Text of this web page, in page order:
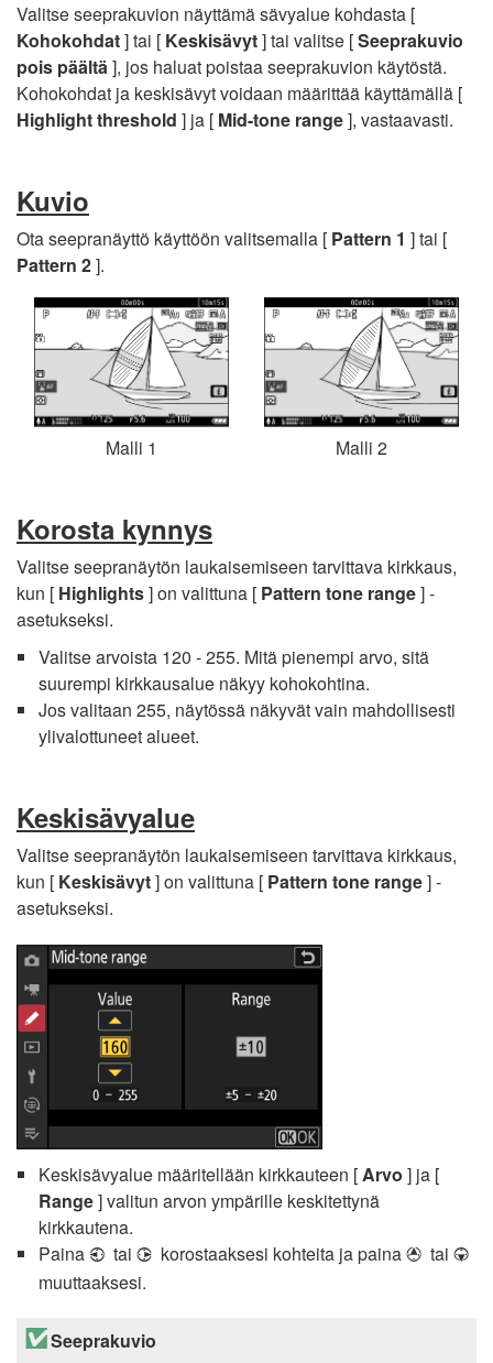
Valitse seeprakuvion näyttämä sävyalue kohdasta [
Kohokohdat] tai [ Keskisävyt] tai valitse [Seeprakuvio
pois päältä], jos haluat poistaa seeprakuvion käytöstä.
Kohokohdat ja keskisävyt voidaan määrittää käyttämällä [
Highlight threshold ] ja [ Mid-tone range], vastaavasti.
Kuvio
Ota seepranäyttö käyttöön valitsemalla [ Pattern 1 ] tai [
Pattern 2].
Malli 1 Malli 2
Korosta kynnys
Valitse seepranäytön laukaisemiseen tarvittava kirkkaus,
kun [ Highlights] on valittuna [ Pattern tone range] -
asetukseksi.
Valitse arvoista 120 - 255. Mitä pienempi arvo, sitä
suurempi kirkkausalue näkyy kohokohtina.
Jos valitaan 255, näytössä näkyvät vain mahdollisesti
ylivalottuneet alueet.
Keskisävyalue
Valitse seepranäytön laukaisemiseen tarvittava kirkkaus,
kun [ Keskisävyt] on valittuna [ Pattern tone range] -
asetukseksi.
Keskisävyalue määritellään kirkkauteen [Arvo ] ja [
Range] valitun arvon ympärille keskitettynä
kirkkautena.
Paina 4 tai 2 korostaaksesi kohteita ja paina 1 tai 3
muuttaaksesi.
Seeprakuvio